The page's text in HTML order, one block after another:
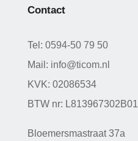
Contact
Tel: 0594-50 79 50
Mail: info@ticom.nl
KVK: 02086534
BTW nr: L813967302B01
Bloemersmastraat 37a